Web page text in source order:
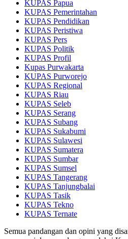
KUPAS Papua
KUPAS Pemerintahan
KUPAS Pendidikan
KUPAS Peristiwa
KUPAS Pers
KUPAS Politik
KUPAS Profil
Kupas Purwakarta
KUPAS Purworejo
KUPAS Regional
KUPAS Riau
KUPAS Seleb
KUPAS Serang
KUPAS Subang
KUPAS Sukabumi
KUPAS Sulawesi
KUPAS Sumatera
KUPAS Sumbar
KUPAS Sumsel
KUPAS Tangerang
KUPAS Tanjungbalai
KUPAS Tasik
KUPAS Tekno
KUPAS Ternate
Semua pandangan dan opini yang